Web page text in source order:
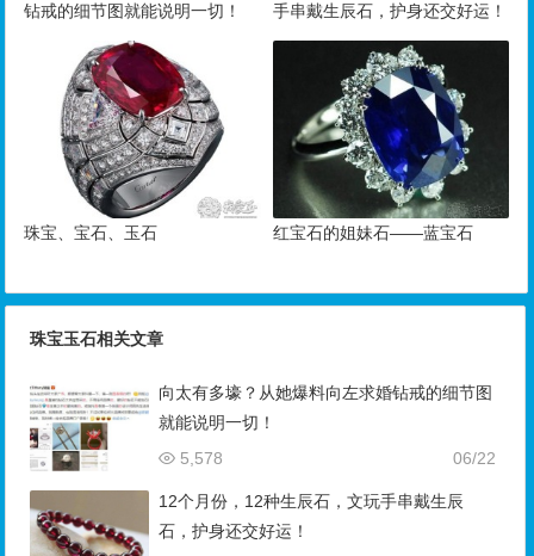
钻戒的细节图就能说明一切！
手串戴生辰石，护身还交好运！
珠宝、宝石、玉石 红宝石的姐妹石——蓝宝石
珠宝玉石相关文章
向太有多壕？从她爆料向左求婚钻戒的细节图
就能说明一切！
06/22
5,578
12个月份，12种生辰石，文玩手串戴生辰
石，护身还交好运！